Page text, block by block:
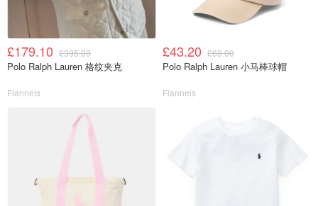
£179.10 £395.00
Polo Ralph Lauren 格纹夹克
Flannels
£43.20 £60.00
Polo Ralph Lauren 小马棒球帽
Flannels